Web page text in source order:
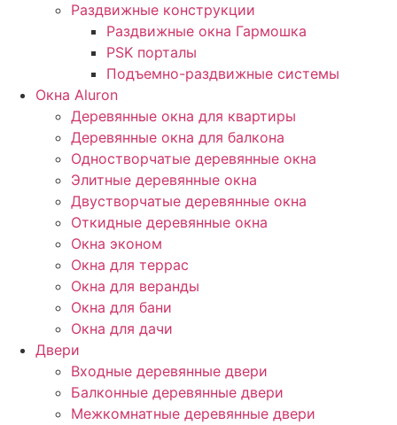
Раздвижные конструкции
Раздвижные окна Гармошка
PSK порталы
Подъемно-раздвижные системы
Окна Aluron
Деревянные окна для квартиры
Деревянные окна для балкона
Одностворчатые деревянные окна
Элитные деревянные окна
Двустворчатые деревянные окна
Откидные деревянные окна
Окна эконом
Окна для террас
Окна для веранды
Окна для бани
Окна для дачи
Двери
Входные деревянные двери
Балконные деревянные двери
Межкомнатные деревянные двери